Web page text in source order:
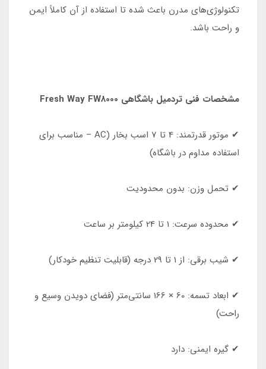
تکنولوژی‌های مدرن باعث شده تا استفاده از آن کاملاً ایمن
و راحت باشد.
مشخصات فنی تردمیل باشگاهی Fresh Way FW8000
✔ موتور قدرتمند: 4 تا 7 اسب بخار (AC – مناسب برای
استفاده مداوم در باشگاه)
✔ تحمل وزن: بدون محدودیت
✔ محدوده سرعت: 1 تا 24 کیلومتر بر ساعت
✔ شیب برقی: از 1 تا 29 درجه (قابلیت تنظیم خودکار)
✔ ابعاد تسمه: 60 × 166 سانتی‌متر (فضای دویدن وسیع و
راحت)
✔ گیره ایمنی: دارد